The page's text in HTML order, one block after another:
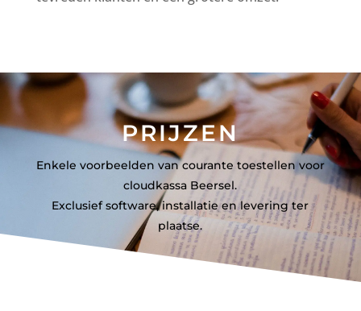
PRIJZEN
Enkele voorbeelden van courante toestellen voor
cloudkassa Beersel.
Exclusief software, installatie en levering ter
plaatse.